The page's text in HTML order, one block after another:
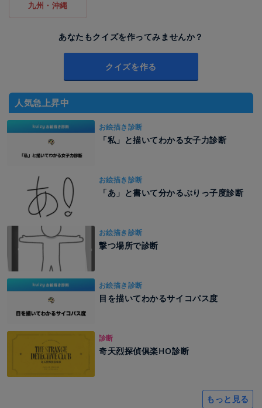
九州・沖縄
あなたもクイズを作ってみませんか？
クイズを作る
人気急上昇中
お絵描き診断
「私」と描いてわかる女子力診断
お絵描き診断
「あ」と書いて分かるぶりっ子度診断
お絵描き診断
撃つ場所で診断
お絵描き診断
目を描いてわかるサイコパス度
診断
奇天烈探偵俱楽HO診断
もっと見る